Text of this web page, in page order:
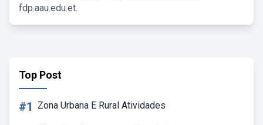
fdp.aau.edu.et.
Top Post
#1 Zona Urbana E Rural Atividades